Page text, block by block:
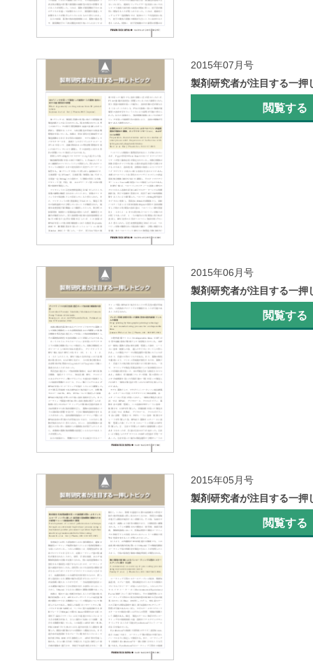
2015年07月号
製剤研究者が注目する一押
閲覧する
2015年06月号
製剤研究者が注目する一押
閲覧する
2015年05月号
製剤研究者が注目する一押
閲覧する